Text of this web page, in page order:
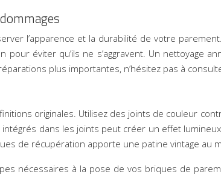
l’apparence et la durabilité de votre
éviter qu’ils ne s’aggravent. Un nettoyage
plus importantes, n’hésitez pas à
originales. Utilisez des joints de couleur
intégrés dans les joints peut créer un effet
de récupération apporte une patine vintage au
nécessaires à la pose de vos briques de